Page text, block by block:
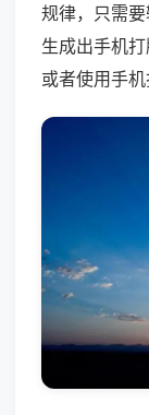
规律，只需
生成出手机
或者使用手机